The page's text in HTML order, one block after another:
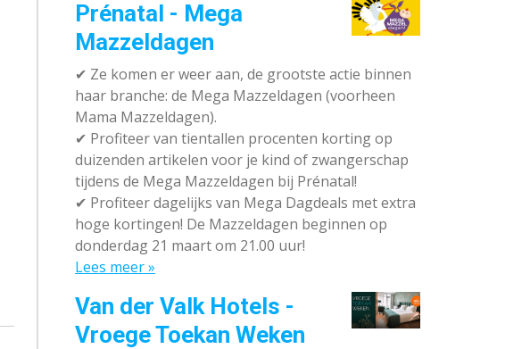
Prénatal - Mega
Mazzeldagen
✔ Ze komen er weer aan, de grootste actie binnen
haar branche: de Mega Mazzeldagen (voorheen
Mama Mazzeldagen).
✔ Profiteer van tientallen procenten korting op
duizenden artikelen voor je kind of zwangerschap
tijdens de Mega Mazzeldagen bij Prénatal!
✔ Profiteer dagelijks van Mega Dagdeals met extra
hoge kortingen! De Mazzeldagen beginnen op
donderdag 21 maart om 21.00 uur!
Lees meer »
Van der Valk Hotels -
Vroege Toekan Weken